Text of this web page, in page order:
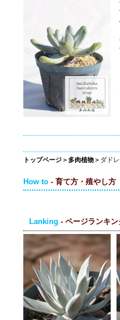
トップページ＞ 多肉植物＞ ダド
How to - 育て方・殖やし方
Lanking - ページランキン